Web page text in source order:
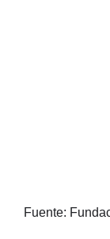
Fuente: